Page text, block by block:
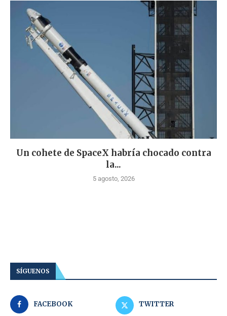
Un cohete de SpaceX habría chocado contra
la...
5 agosto, 2026
SÍGUENOS
FACEBOOK TWITTER